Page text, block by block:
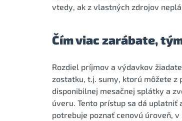
vtedy, ak z vlastných zdrojov
Čím viac zarábate,
Rozdiel príjmov a výdavkov
zostatku, t.j. sumy, ktorú môžete z
disponibilnej mesačnej splátky a
úveru. Tento prístup sa dá
potrebuje poznať cenovú úroveň,